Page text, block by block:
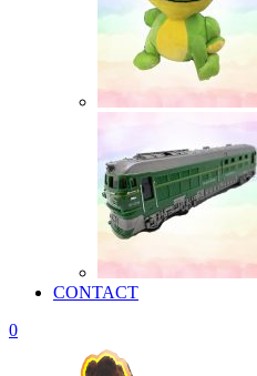
CONTACT
0